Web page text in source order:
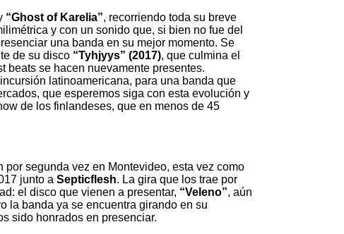
“Ghost of Karelia”, recorriendo toda su breve
y con un sonido que, si bien no fue del
una banda en su mejor momento. Se
de su disco “Tyhjyys” (2017), que culmina el
beats se hacen nuevamente presentes.
latinoamericana, para una banda que
que esperemos siga con esta evolución y
de los finlandeses, que en menos de 45
por segunda vez en Montevideo, esta vez como
junto a Septicflesh. La gira que los trae por
el disco que vienen a presentar, “Veleno”, aún
la banda ya se encuentra girando en su
sido honrados en presenciar.